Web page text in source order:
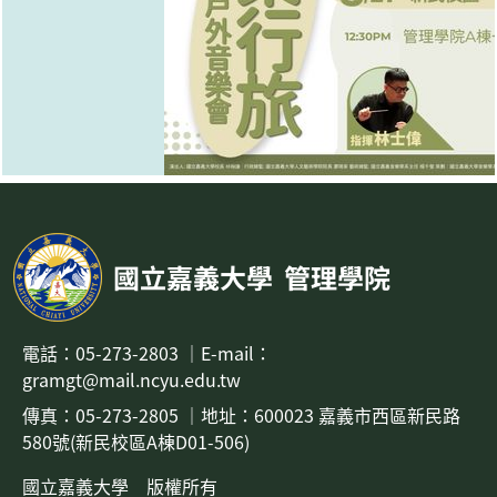
國立嘉義大學 管理學院
電話： 05-273-2803 ｜ E-mail：
gramgt@mail.ncyu.edu.tw
傳真：05-273-2805 ｜地址： 600023 嘉義市西區新民路
580號(新民校區A棟D01-506)
國立嘉義大學 版權所有